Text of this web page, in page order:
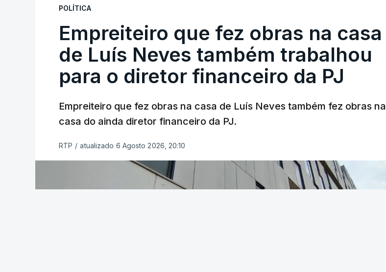
POLÍTICA
Empreiteiro que fez obras na casa
de Luís Neves também trabalhou
para o diretor financeiro da PJ
Empreiteiro que fez obras na casa de Luís Neves também fez obras na
casa do ainda diretor financeiro da PJ.
RTP / atualizado 6 Agosto 2026, 20:10